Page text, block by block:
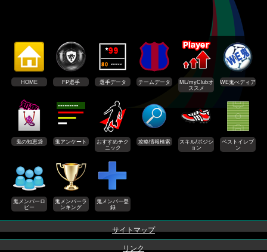
HOME FP選手 選手データ チームデータ
ML/myClubオ
ススメ
WE鬼ぺディア
鬼の知恵袋 鬼アンケート
おすすめテク
ニック
攻略情報検索
スキル/ポジシ
ョン
ベストイレブ
ン
鬼メンバーロ
ビー
鬼メンバーラ
ンキング
鬼メンバー登
録
サイトマップ
リンク